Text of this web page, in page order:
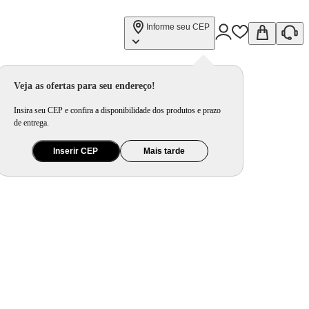
Informe seu CEP
Veja as ofertas para seu endereço!
Insira seu CEP e confira a disponibilidade dos produtos e prazo
de entrega.
Inserir CEP Mais tarde